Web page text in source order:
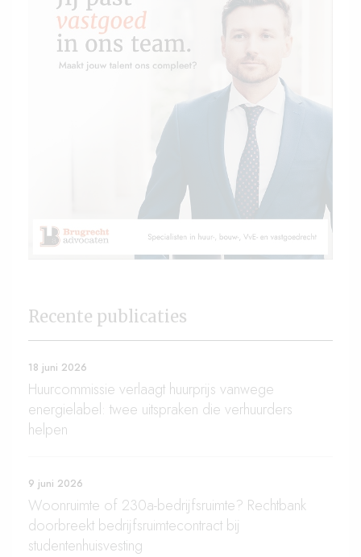
Recente publicaties
18 juni 2026
Huurcommissie verlaagt huurprijs vanwege
energielabel: twee uitspraken die verhuurders
helpen
9 juni 2026
Woonruimte of 230a-bedrijfsruimte? Rechtbank
doorbreekt bedrijfsruimtecontract bij
studentenhuisvesting